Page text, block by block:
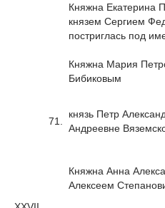
Княжна Екатерина
князем Сергием
постриглась под
Княжна Мария
Бибиковым
71.
князь Петр
Андреевне
Княжна Анна
Алексеем